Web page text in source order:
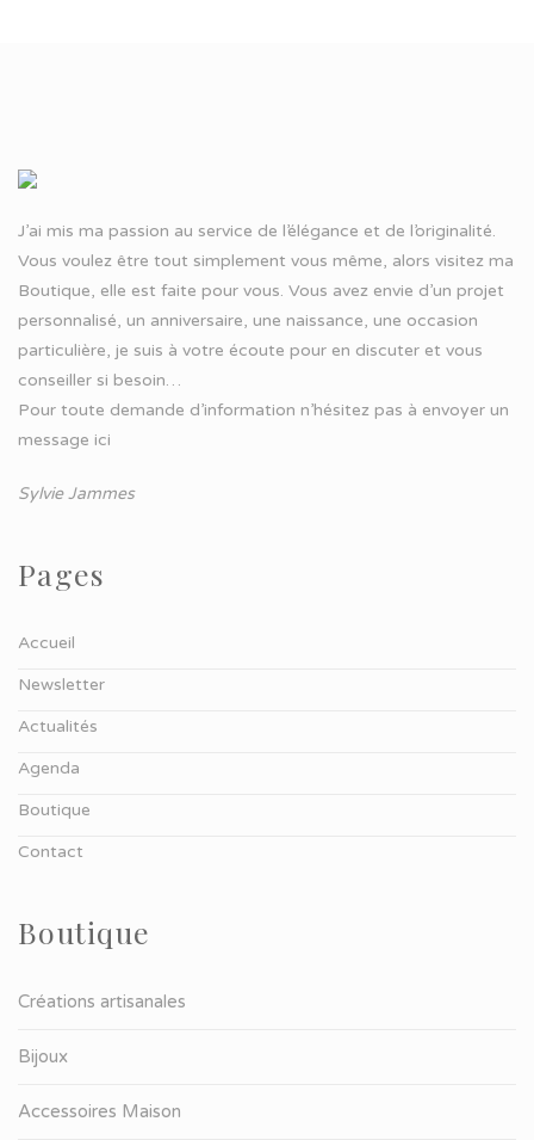
J’ai mis ma passion au service de l’élégance et de l’originalité.
Vous voulez être tout simplement vous même, alors visitez ma
Boutique, elle est faite pour vous. Vous avez envie d’un projet
personnalisé, un anniversaire, une naissance, une occasion
particulière, je suis à votre écoute pour en discuter et vous
conseiller si besoin…
Pour toute demande d’information n’hésitez pas à envoyer un
message ici
Sylvie Jammes
Pages
Accueil
Newsletter
Actualités
Agenda
Boutique
Contact
Boutique
Créations artisanales
Bijoux
Accessoires Maison